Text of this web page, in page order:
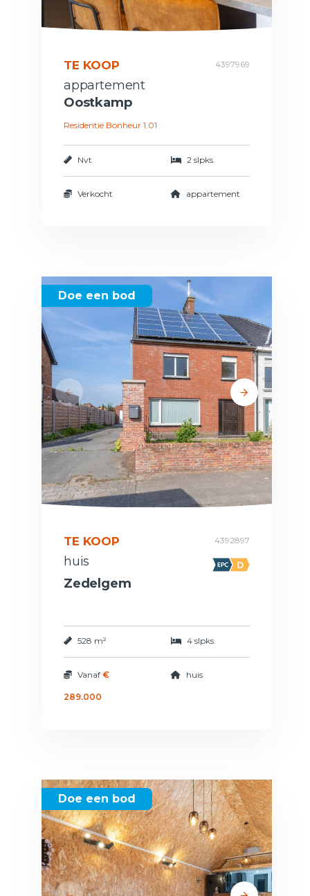
TE KOOP 4397969
appartement
Oostkamp
Residentie Bonheur 1.01
Nvt 2 slpks.
Verkocht appartement
Doe een bod
TE KOOP 4392897
huis
Zedelgem
528 m² 4 slpks.
Vanaf €
289.000
huis
Doe een bod